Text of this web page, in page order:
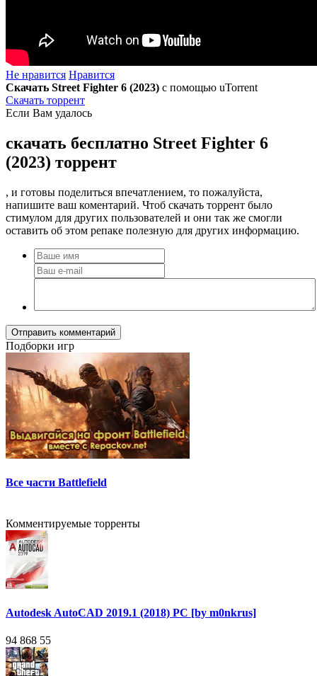
Не нравится Нравится
Скачать Street Fighter 6 (2023) с помощью uTorrent
Скачать торрент
Если Вам удалось
скачать бесплатно Street Fighter 6
(2023) торрент
, и готовы поделиться впечатлением, то пожалуйста,
напишите ваш коментарий. Чтоб скачать торрент было
стимулом для других пользователей и они так же смогли
оставить об этом репаке полезную для других информацию.
Отправить комментарий
Подборки игр
Все части Battlefield
Комментируемые торренты
Autodesk AutoCAD 2019.1 (2018) PC [by m0nkrus]
94 868 55